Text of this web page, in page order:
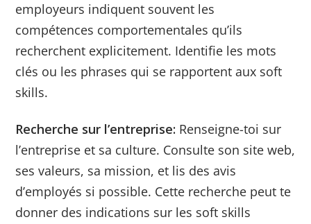
employeurs indiquent souvent les
compétences comportementales qu’ils
recherchent explicitement. Identifie les mots
clés ou les phrases qui se rapportent aux soft
skills.
Recherche sur l’entreprise: Renseigne-toi sur
l’entreprise et sa culture. Consulte son site web,
ses valeurs, sa mission, et lis des avis
d’employés si possible. Cette recherche peut te
donner des indications sur les soft skills